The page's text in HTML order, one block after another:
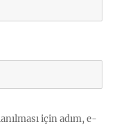
için adım, e-